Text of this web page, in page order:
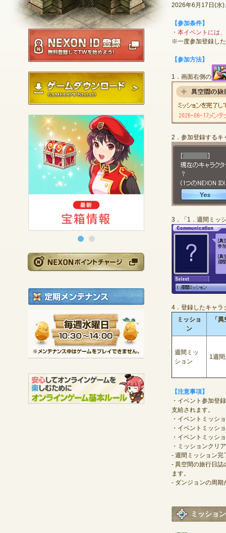
NEXON ID登録
ゲームダウンロード
NEXONポイントチ
定期メンテナンス
毎週水曜日 10:30
※メンテナンス中は
2026年6月17日(水
【参加条件】
・本イベントには
※一度参加登録し
【参加方法】
1．画面右側の
2．参加登録するキ
3．「1．週間ミッ
4．登録したキャラ
ミッショ
ン
「
週間ミッ
ション
1週
【注意事項】
・イベント参加登
支給されます。
・イベントミッシ
・イベントミッシ
・イベントミッシ
・ミッションクリ
- 週間ミッション完
- 異空間の旅行日誌
ます。
- ダンジョンの周期
ミッショ